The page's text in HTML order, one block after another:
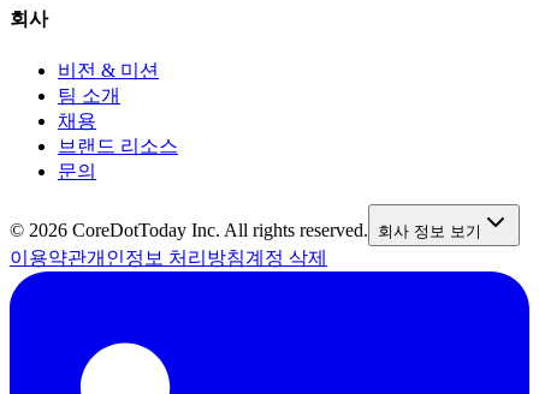
회사
비전 & 미션
팀 소개
채용
브랜드 리소스
문의
© 2026 CoreDotToday Inc. All rights reserved. 회사 정보 보기
이용약관개인정보 처리방침계정 삭제